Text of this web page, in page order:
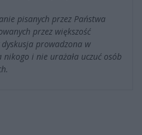
pisanych przez Państwa
przez większość
dyskusja prowadzona w
i nie urażała uczuć osób